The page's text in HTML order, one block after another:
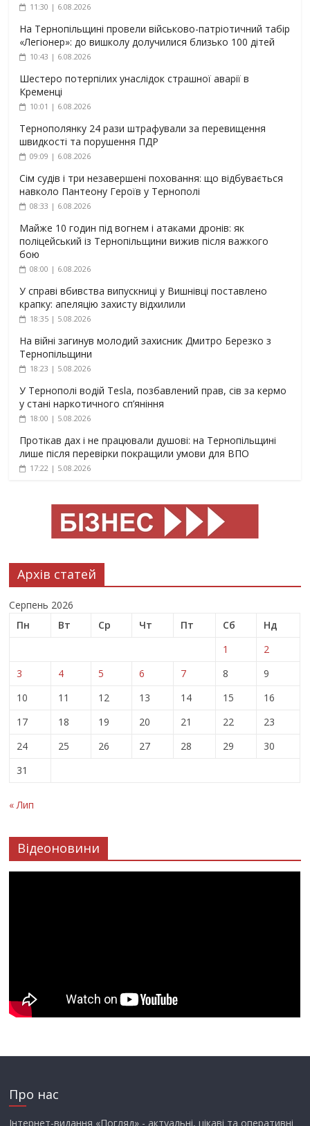
11:30 | 6.08.2026
На Тернопільщині провели військово-патріотичний табір
«Легіонер»: до вишколу долучилися близько 100 дітей
10:43 | 6.08.2026
Шестеро потерпілих унаслідок страшної аварії в
Кременці
10:01 | 6.08.2026
Тернополянку 24 рази штрафували за перевищення
швидкості та порушення ПДР
09:09 | 6.08.2026
Сім судів і три незавершені поховання: що відбувається
навколо Пантеону Героїв у Тернополі
08:33 | 6.08.2026
Майже 10 годин під вогнем і атаками дронів: як
поліцейський із Тернопільщини вижив після важкого
бою
08:00 | 6.08.2026
У справі вбивства випускниці у Вишнівці поставлено
крапку: апеляцію захисту відхилили
18:35 | 5.08.2026
На війні загинув молодий захисник Дмитро Березко з
Тернопільщини
18:23 | 5.08.2026
У Тернополі водій Tesla, позбавлений прав, сів за кермо
у стані наркотичного сп’яніння
18:00 | 5.08.2026
Протікав дах і не працювали душові: на Тернопільщині
лише після перевірки покращили умови для ВПО
17:22 | 5.08.2026
Архів статей
Серпень 2026
Пн
Вт Ср Чт Пт Сб
Нд
1
2
3
4 5 6 7 8
9
10
11 12 13 14 15
16
17
18 19 20 21 22
23
24
25 26 27 28 29
30
31
« Лип
Відеоновини
Про нас
Інтернет-видання «Погляд» - актуальні, цікаві та оперативні